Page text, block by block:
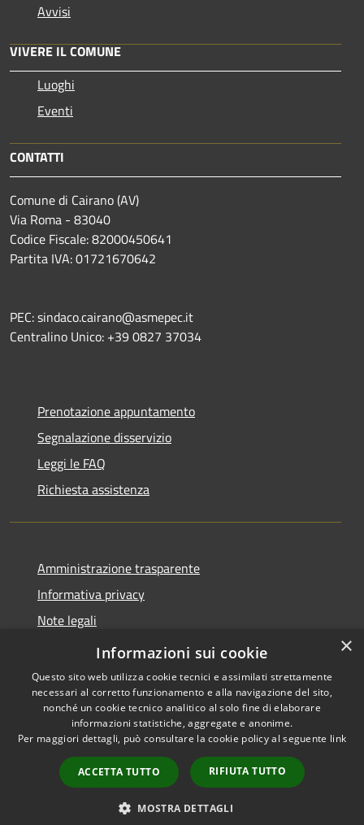
Avvisi
VIVERE IL COMUNE
Luoghi
Eventi
CONTATTI
Comune di Cairano (AV)
Via Roma - 83040
Codice Fiscale: 82000450641
Partita IVA: 01721670642
PEC: sindaco.cairano@asmepec.it
Centralino Unico: +39 0827 37034
Prenotazione appuntamento
Segnalazione disservizio
Leggi le FAQ
Richiesta assistenza
Amministrazione trasparente
Informativa privacy
Note legali
Dichiarazione di accessibilità
Accessibilità
Copyright © 2026 • Comune di
Cairano • Powered by
Municipium•
Accesso
redazione
×
Informazioni sui cookie
Questo sito web utilizza cookie tecnici e assimilati strettamente
necessari al corretto funzionamento e alla navigazione del sito,
nonché un cookie tecnico analitico al solo fine di elaborare
informazioni statistiche, aggregate e anonime.
Per maggiori dettagli, può consultare la cookie policy al seguente link
ACCETTA TUTTO RIFIUTA TUTTO
MOSTRA DETTAGLI